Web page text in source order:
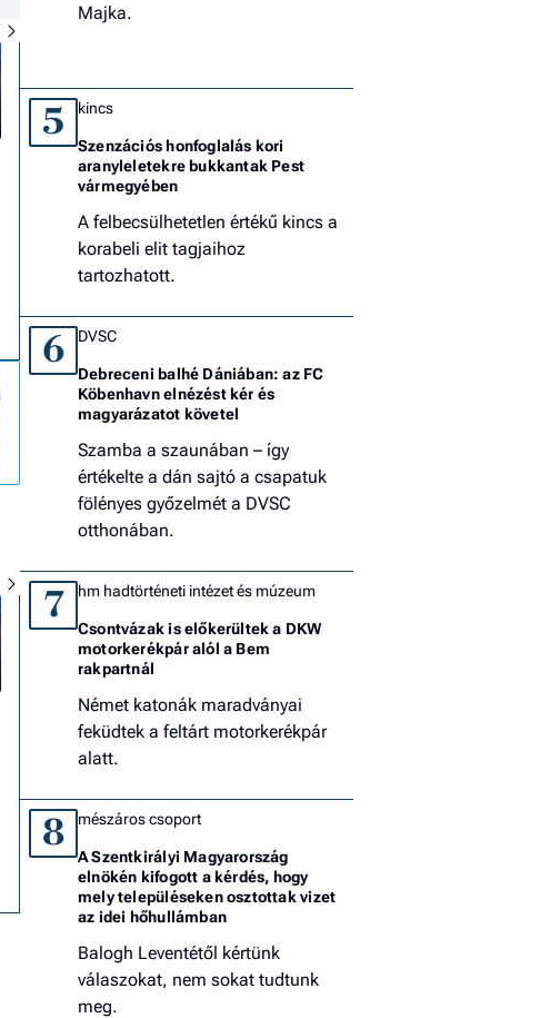
Majka.
5 kincs
Szenzációs honfoglalás kori
aranyleletekre bukkantak Pest
vármegyében
A felbecsülhetetlen értékű kincs a
korabeli elit tagjaihoz
tartozhatott.
6 DVSC
Debreceni balhé Dániában: az FC
Köbenhavn elnézést kér és
magyarázatot követel
Szamba a szaunában – így
értékelte a dán sajtó a csapatuk
fölényes győzelmét a DVSC
otthonában.
7 hm hadtörténeti intézet és múzeum
Csontvázak is előkerültek a DKW
motorkerékpár alól a Bem
rakpartnál
Német katonák maradványai
feküdtek a feltárt motorkerékpár
alatt.
8 mészáros csoport
A Szentkirályi Magyarország
elnökén kifogott a kérdés, hogy
mely településeken osztottak vizet
az idei hőhullámban
Balogh Leventétől kértünk
válaszokat, nem sokat tudtunk
meg.